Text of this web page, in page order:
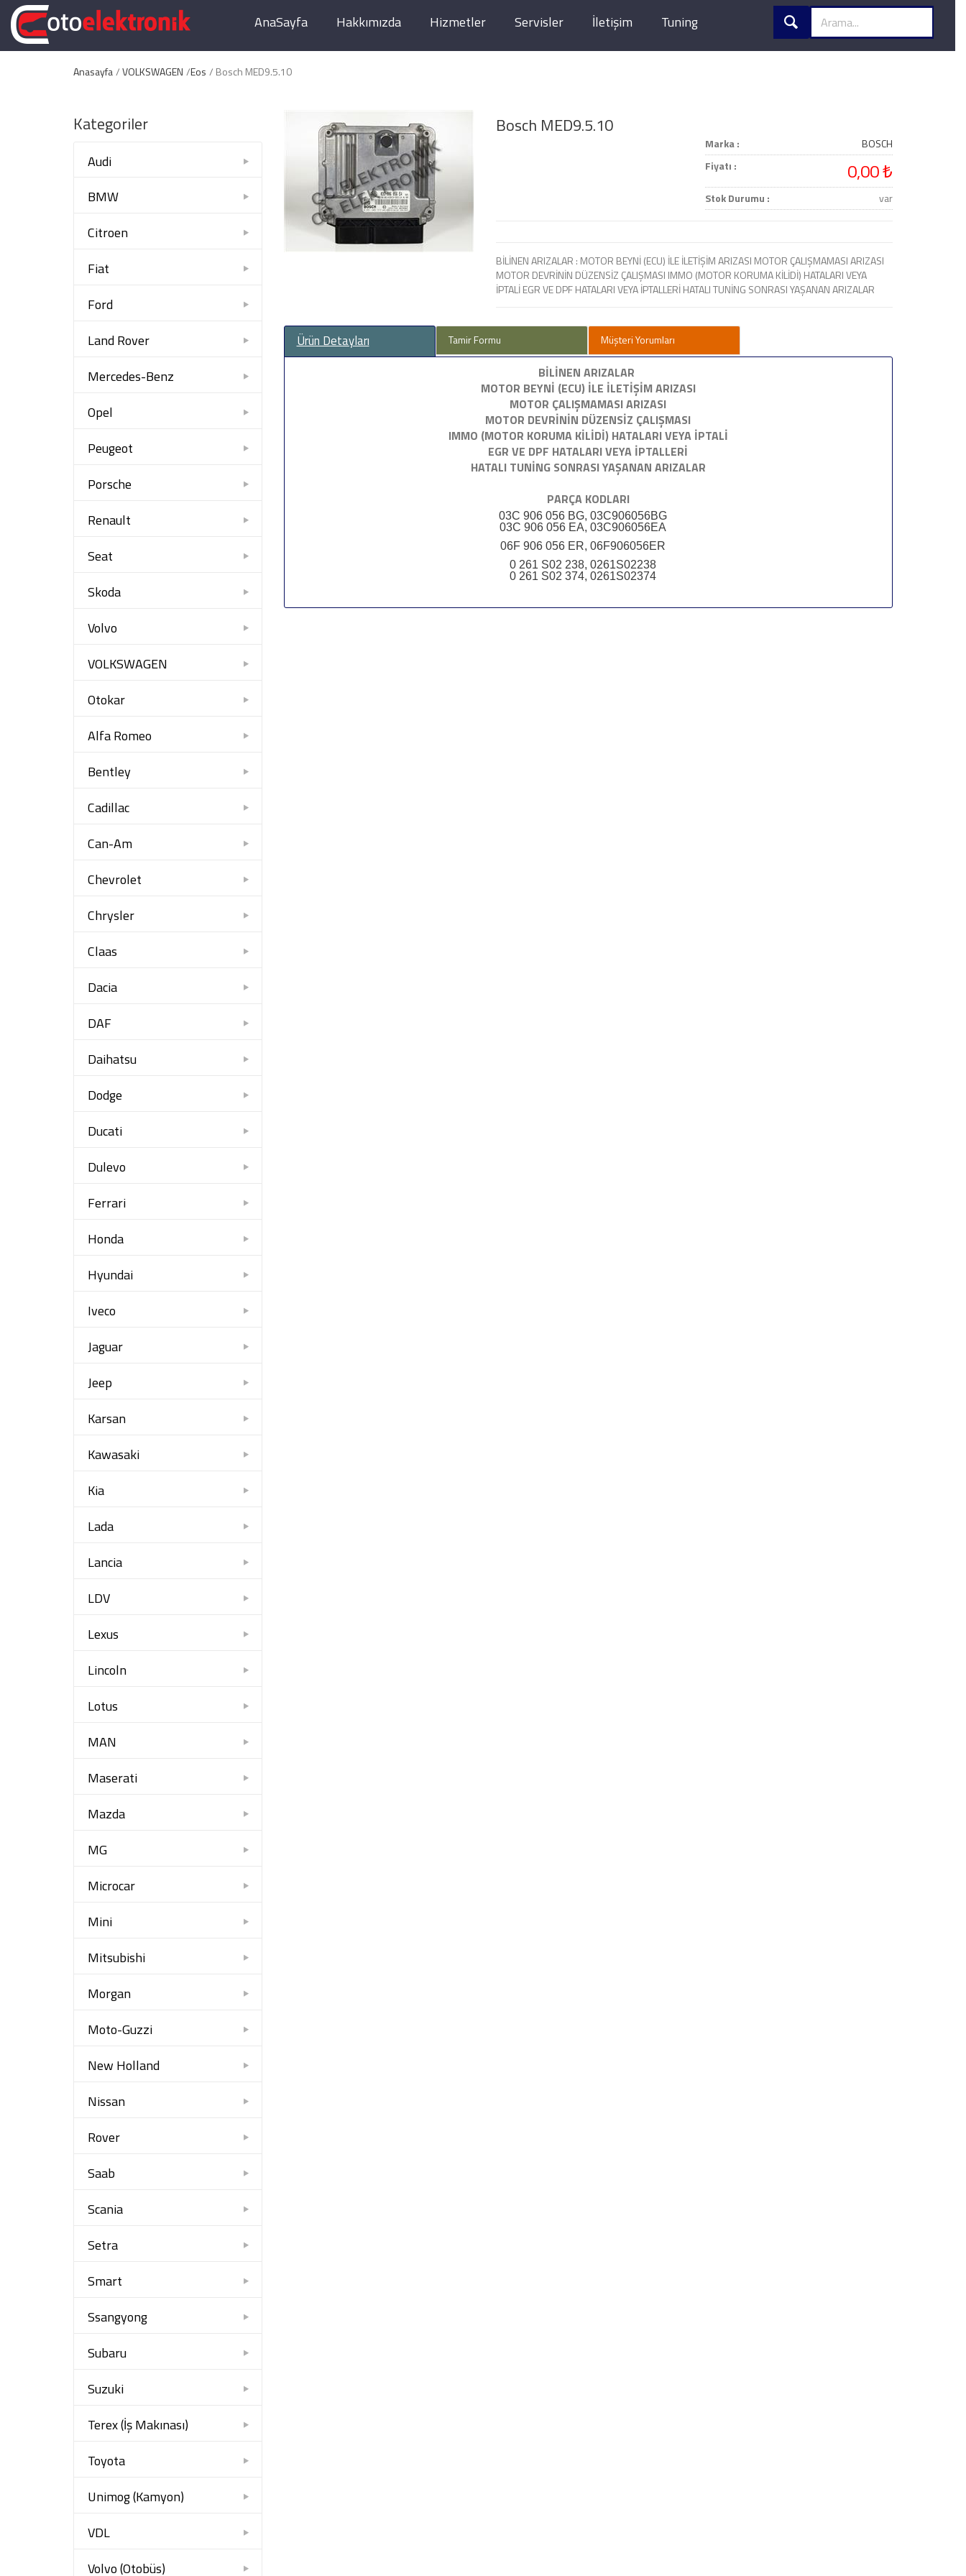
AnaSayfa Hakkımızda Hizmetler Servisler İletişim Tuning
Anasayfa VOLKSWAGEN Eos Bosch MED9.5.10
Kategoriler
Audi
BMW
Citroen
Fiat
Ford
Land Rover
Mercedes-Benz
Opel
Peugeot
Porsche
Renault
Seat
Skoda
Volvo
VOLKSWAGEN
Otokar
Alfa Romeo
Bentley
Cadillac
Can-Am
Chevrolet
Chrysler
Claas
Dacia
DAF
Daihatsu
Dodge
Ducati
Dulevo
Ferrari
Honda
Hyundai
Iveco
Jaguar
Jeep
Karsan
Kawasaki
Kia
Lada
Lancia
LDV
Lexus
Lincoln
Lotus
MAN
Maserati
Mazda
MG
Microcar
Mini
Mitsubishi
Morgan
Moto-Guzzi
New Holland
Nissan
Rover
Saab
Scania
Setra
Smart
Ssangyong
Subaru
Suzuki
Terex (İş Makınası)
Toyota
Unimog (Kamyon)
VDL
Volvo (Otobüs)
Bosch MED9.5.10
Marka :
BOSCH
Fiyatı :
0,00 ₺
Stok Durumu : var
BİLİNEN ARIZALAR : MOTOR BEYNİ (ECU) İLE İLETİŞİM ARIZASI MOTOR ÇALIŞMAMASI ARIZASI
MOTOR DEVRİNİN DÜZENSİZ ÇALIŞMASI IMMO (MOTOR KORUMA KİLİDİ) HATALARI VEYA
İPTALİ EGR VE DPF HATALARI VEYA İPTALLERİ HATALI TUNİNG SONRASI YAŞANAN ARIZALAR
Ürün Detayları Tamir Formu Müşteri Yorumları
BİLİNEN ARIZALAR
MOTOR BEYNİ (ECU) İLE İLETİŞİM ARIZASI
MOTOR ÇALIŞMAMASI ARIZASI
MOTOR DEVRİNİN DÜZENSİZ ÇALIŞMASI
IMMO (MOTOR KORUMA KİLİDİ) HATALARI VEYA İPTALİ
EGR VE DPF HATALARI VEYA İPTALLERİ
HATALI TUNİNG SONRASI YAŞANAN ARIZALAR
PARÇA KODLARI
03C 906 056 BG, 03C906056BG
03C 906 056 EA, 03C906056EA
06F 906 056 ER, 06F906056ER
0 261 S02 238, 0261S02238
0 261 S02 374, 0261S02374